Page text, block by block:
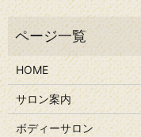
HOME
サロン案内
ボディーサロン